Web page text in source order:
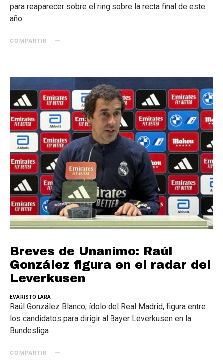
para reaparecer sobre el ring sobre la recta final de este
año
COMPARTIR
Breves de Unanimo: Raúl
González figura en el radar del
Leverkusen
EVARISTO LARA
Raúl González Blanco, ídolo del Real Madrid, figura entre
los candidatos para dirigir al Bayer Leverkusen en la
Bundesliga
COMPARTIR